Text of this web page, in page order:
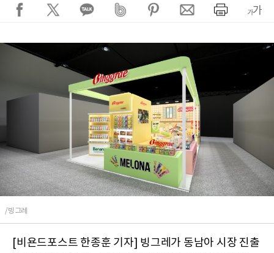
/빙그레
[비욘드포스트 한종훈 기자] 빙그레가 동남아 시장 진출